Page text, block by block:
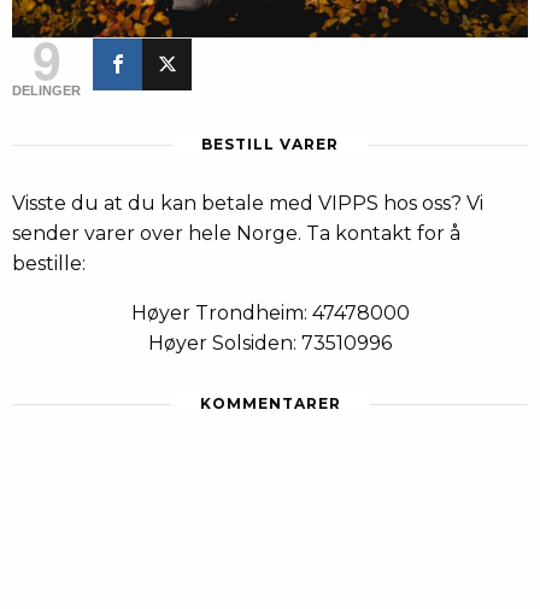
9
DELINGER
BESTILL VARER
Visste du at du kan betale med VIPPS hos oss? Vi
sender varer over hele Norge. Ta kontakt for å
bestille:
Høyer Trondheim: 47478000
Høyer Solsiden: 73510996
KOMMENTARER